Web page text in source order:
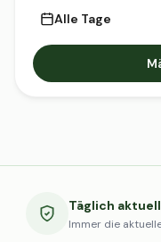
Alle Tage
Täglich aktuell
Immer die